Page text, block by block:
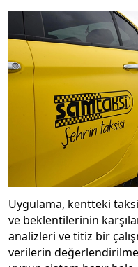
Uygulama, kentteki
ve beklentilerinin
analizleri ve titiz bir
verilerin